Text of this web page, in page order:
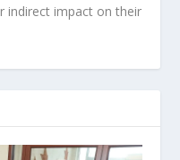
indirect impact on their